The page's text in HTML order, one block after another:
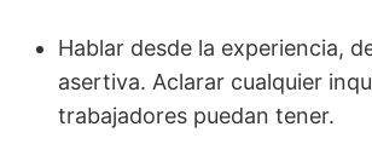
Hablar desde la experiencia,
asertiva. Aclarar cualquier
trabajadores puedan tener.